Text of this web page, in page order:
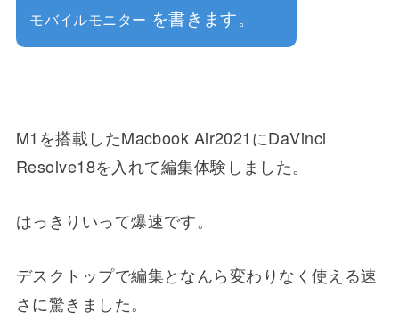
モバイルモニター を書きます。
M1を搭載したMacbook Air2021にDaVinci
Resolve18を入れて編集体験しました。
はっきりいって爆速です。
デスクトップで編集となんら変わりなく使える速
さに驚きました。